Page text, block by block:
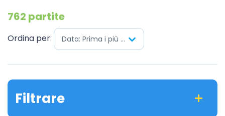
762 partite
Ordina per: Data: Prima i più nuovi
Filtrare